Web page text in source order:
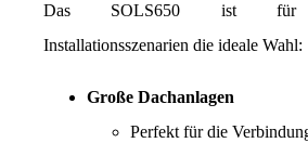
Das SOLS650 ist für
Installationsszenarien die ideale Wahl:
Große Dachanlagen
Perfekt für die